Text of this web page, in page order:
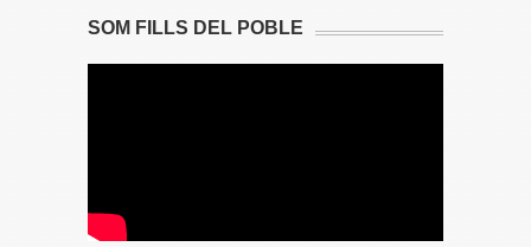
SOM FILLS DEL POBLE